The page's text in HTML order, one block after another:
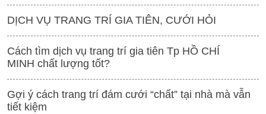
DỊCH VỤ TRANG TRÍ GIA TIÊN, CƯỚI HỎI
Cách tìm dịch vụ trang trí gia tiên Tp HỒ CHÍ
MINH chất lượng tốt?
Gợi ý cách trang trí đám cưới “chất” tại nhà mà vẫn
tiết kiệm